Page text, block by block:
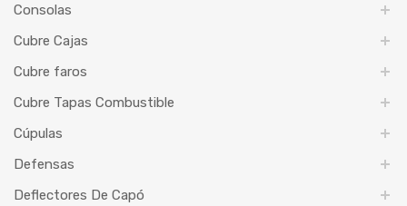
Consolas
Cubre Cajas
Cubre faros
Cubre Tapas Combustible
Cúpulas
Defensas
Deflectores De Capó